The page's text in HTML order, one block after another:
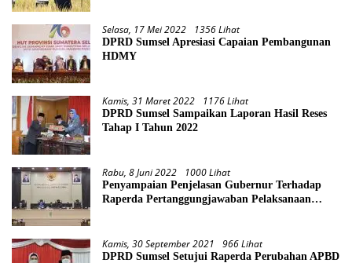
Selasa, 17 Mei 2022 1356 Lihat
DPRD Sumsel Apresiasi Capaian Pembangunan
HDMY
Kamis, 31 Maret 2022 1176 Lihat
DPRD Sumsel Sampaikan Laporan Hasil Reses
Tahap I Tahun 2022
Rabu, 8 Juni 2022 1000 Lihat
Penyampaian Penjelasan Gubernur Terhadap
Raperda Pertanggungjawaban Pelaksanaan
Kamis, 30 September 2021 966 Lihat
DPRD Sumsel Setujui Raperda Perubahan APBD